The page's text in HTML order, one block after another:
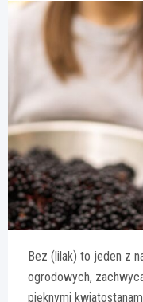
Bez (lilak) to jeden z
ogrodowych,
pięknymi